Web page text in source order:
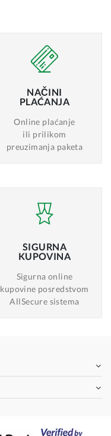
NAČINI
PLAĆANJA
Online plaćanje
ili prilikom
preuzimanja paketa
SIGURNA
KUPOVINA
Sigurna online
kupovine posredstvom
AllSecure sistema